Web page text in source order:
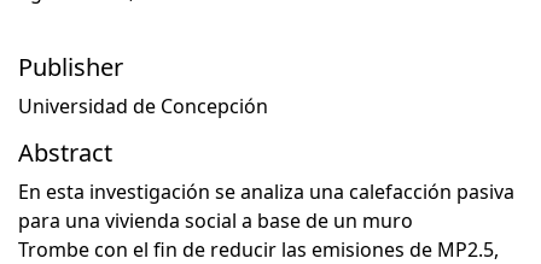
Publisher
Universidad de Concepción
Abstract
En esta investigación se analiza una calefacción pasiva
para una vivienda social a base de un muro
Trombe con el fin de reducir las emisiones de MP2.5,